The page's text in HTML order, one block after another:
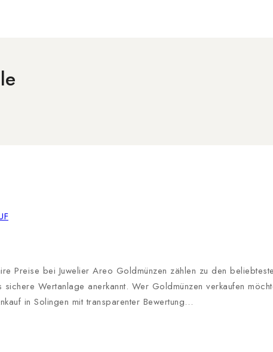
Preise bei Juwelier Areo Goldmünzen zählen zu den
Wertanlage anerkannt. Wer Goldmünzen verkaufen
in Solingen mit transparenter Bewertung…